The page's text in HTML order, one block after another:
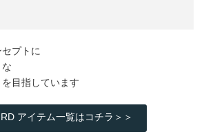
プトに
目指しています
アイテム一覧はコチラ＞＞